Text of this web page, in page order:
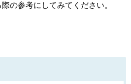
の参考にしてみてください。